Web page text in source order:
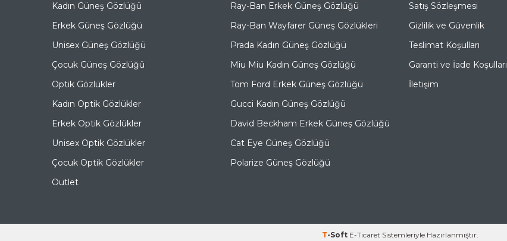
Kadın Güneş Gözlüğü
Erkek Güneş Gözlüğü
Unisex Güneş Gözlüğü
Çocuk Güneş Gözlüğü
Optik Gözlükler
Kadın Optik Gözlükler
Erkek Optik Gözlükler
Unisex Optik Gözlükler
Çocuk Optik Gözlükler
Outlet
Ray-Ban Erkek Güneş Gözlüğü
Ray-Ban Wayfarer Güneş Gözlükleri
Prada Kadın Güneş Gözlüğü
Miu Miu Kadın Güneş Gözlüğü
Tom Ford Erkek Güneş Gözlüğü
Gucci Kadın Güneş Gözlüğü
David Beckham Erkek Güneş Gözlüğü
Cat Eye Güneş Gözlüğü
Polarize Güneş Gözlüğü
Satış Sözleşmesi
Gizlilik ve Güvenlik
Teslimat Koşulları
Garanti ve İade Koşulları
İletişim
T-Soft E-Ticaret Sistemleriyle Hazırlanmıştır.